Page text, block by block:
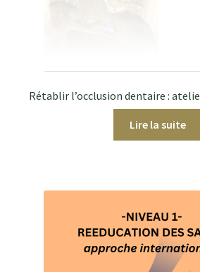
Rétablir l’occlusion dentaire :
Lire la suite